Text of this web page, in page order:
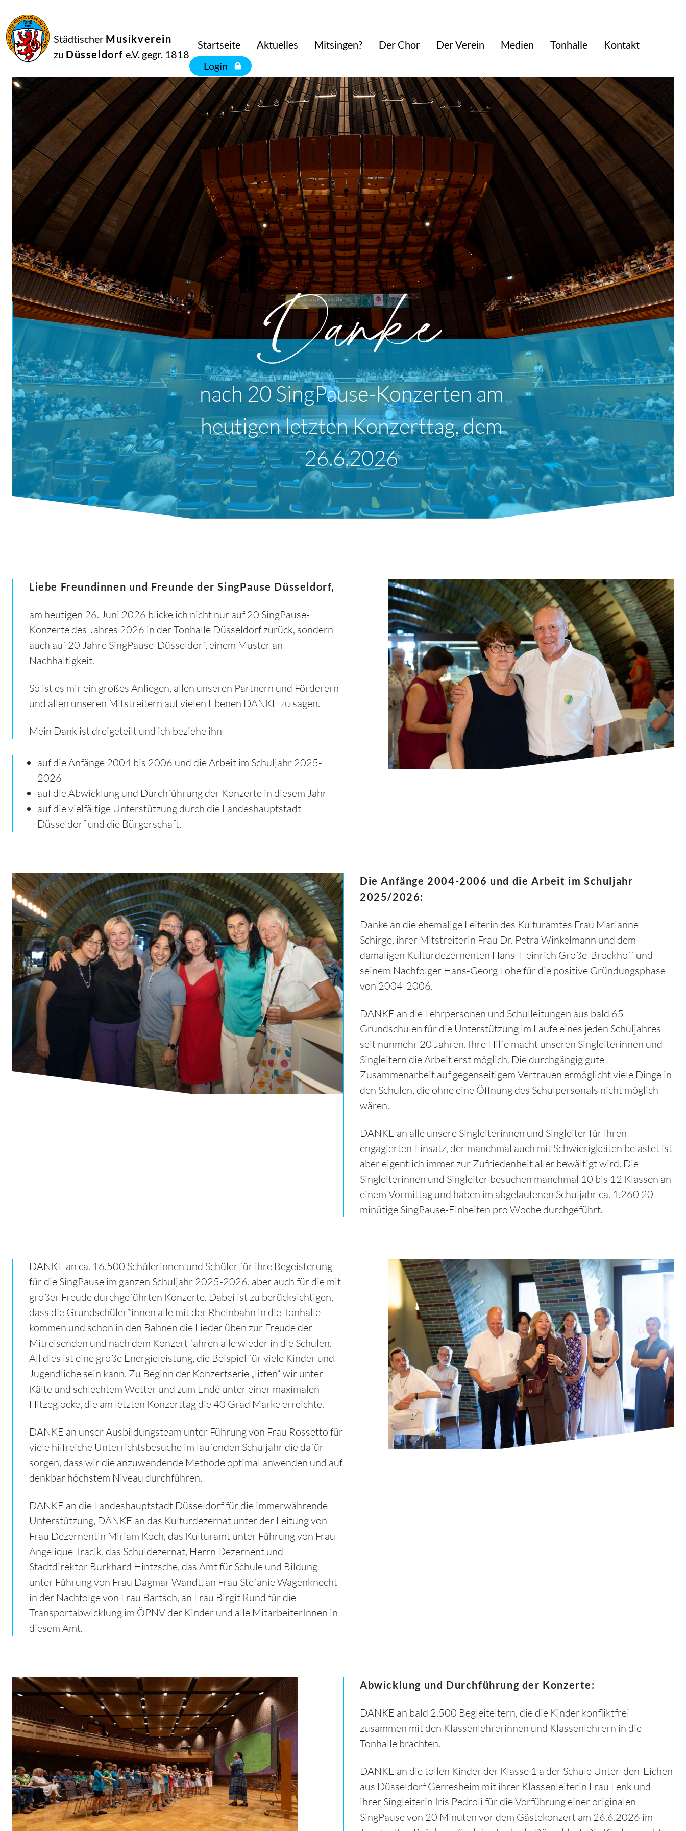
Städtischer Musikverein
zu Düsseldorf e.V. gegr. 1818
Startseite Aktuelles Mitsingen? Der Chor Der Verein Medien Tonhalle
Kontakt
Login
Danke
nach 20 SingPause-Konzerten am
heutigen letzten Konzerttag, dem
26.6.2026
Liebe Freundinnen und Freunde der SingPause Düsseldorf,
am heutigen 26. Juni 2026 blicke ich nicht nur auf 20 SingPause-
Konzerte des Jahres 2026 in der Tonhalle Düsseldorf zurück, sondern
auch auf 20 Jahre SingPause-Düsseldorf, einem Muster an
Nachhaltigkeit.
So ist es mir ein großes Anliegen, allen unseren Partnern und Förderern
und allen unseren Mitstreitern auf vielen Ebenen DANKE zu sagen.
Mein Dank ist dreigeteilt und ich beziehe ihn
auf die Anfänge 2004 bis 2006 und die Arbeit im Schuljahr 2025-
2026
auf die Abwicklung und Durchführung der Konzerte in diesem Jahr
auf die vielfältige Unterstützung durch die Landeshauptstadt
Düsseldorf und die Bürgerschaft.
Die Anfänge 2004-2006 und die Arbeit im Schuljahr
2025/2026:
Danke an die ehemalige Leiterin des Kulturamtes Frau Marianne
Schirge, ihrer Mitstreiterin Frau Dr. Petra Winkelmann und dem
damaligen Kulturdezernenten Hans-Heinrich Große-Brockhoff und
seinem Nachfolger Hans-Georg Lohe für die positive Gründungsphase
von 2004-2006.
DANKE an die Lehrpersonen und Schulleitungen aus bald 65
Grundschulen für die Unterstützung im Laufe eines jeden Schuljahres
seit nunmehr 20 Jahren. Ihre Hilfe macht unseren Singleiterinnen und
Singleitern die Arbeit erst möglich. Die durchgängig gute
Zusammenarbeit auf gegenseitigem Vertrauen ermöglicht viele Dinge in
den Schulen, die ohne eine Öffnung des Schulpersonals nicht möglich
wären.
DANKE an alle unsere Singleiterinnen und Singleiter für ihren
engagierten Einsatz, der manchmal auch mit Schwierigkeiten belastet ist
aber eigentlich immer zur Zufriedenheit aller bewältigt wird. Die
Singleiterinnen und Singleiter besuchen manchmal 10 bis 12 Klassen an
einem Vormittag und haben im abgelaufenen Schuljahr ca. 1.260 20-
minütige SingPause-Einheiten pro Woche durchgeführt.
DANKE an ca. 16.500 Schülerinnen und Schüler für ihre Begeisterung
für die SingPause im ganzen Schuljahr 2025-2026, aber auch für die mit
großer Freude durchgeführten Konzerte. Dabei ist zu berücksichtigen,
dass die Grundschüler*innen alle mit der Rheinbahn in die Tonhalle
kommen und schon in den Bahnen die Lieder üben zur Freude der
Mitreisenden und nach dem Konzert fahren alle wieder in die Schulen.
All dies ist eine große Energieleistung, die Beispiel für viele Kinder und
Jugendliche sein kann. Zu Beginn der Konzertserie „litten“ wir unter
Kälte und schlechtem Wetter und zum Ende unter einer maximalen
Hitzeglocke, die am letzten Konzerttag die 40 Grad Marke erreichte.
DANKE an unser Ausbildungsteam unter Führung von Frau Rossetto für
viele hilfreiche Unterrichtsbesuche im laufenden Schuljahr die dafür
sorgen, dass wir die anzuwendende Methode optimal anwenden und auf
denkbar höchstem Niveau durchführen.
DANKE an die Landeshauptstadt Düsseldorf für die immerwährende
Unterstützung, DANKE an das Kulturdezernat unter der Leitung von
Frau Dezernentin Miriam Koch, das Kulturamt unter Führung von Frau
Angelique Tracik, das Schuldezernat, Herrn Dezernent und
Stadtdirektor Burkhard Hintzsche, das Amt für Schule und Bildung
unter Führung von Frau Dagmar Wandt, an Frau Stefanie Wagenknecht
in der Nachfolge von Frau Bartsch, an Frau Birgit Rund für die
Transportabwicklung im ÖPNV der Kinder und alle MitarbeiterInnen in
diesem Amt.
Abwicklung und Durchführung der Konzerte:
DANKE an bald 2.500 Begleiteltern, die die Kinder konfliktfrei
zusammen mit den Klassenlehrerinnen und Klassenlehrern in die
Tonhalle brachten.
DANKE an die tollen Kinder der Klasse 1 a der Schule Unter-den-Eichen
aus Düsseldorf Gerresheim mit ihrer Klassenleiterin Frau Lenk und
ihrer Singleiterin Iris Pedroli für die Vorführung einer originalen
SingPause von 20 Minuten vor dem Gästekonzert am 26.6.2026 im